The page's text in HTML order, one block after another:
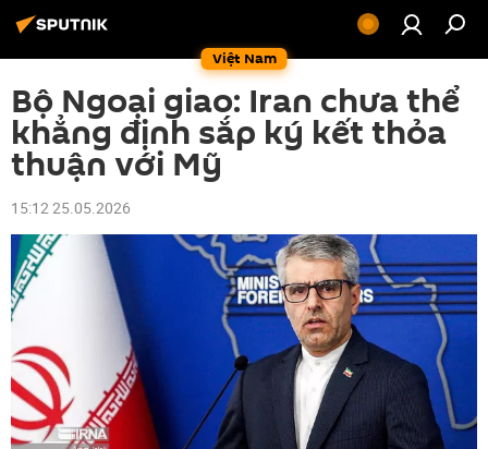
Việt Nam
Bộ Ngoại giao: Iran chưa thể
khẳng định sắp ký kết thỏa
thuận với Mỹ
15:12 25.05.2026